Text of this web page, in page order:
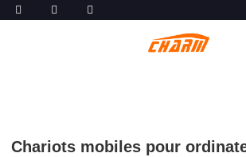
Chariots mobiles pour